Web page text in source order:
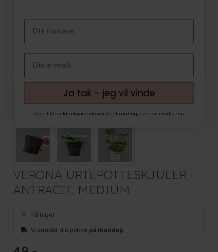
VERONA URTEPOTTESKJULER -
ANTRACIT. MEDIUM
På lager
Vi sender din pakke på mandag
Ja tak – jeg vil vinde
Ved at tilmelde dig accepterer du at modtage e-mail marketing